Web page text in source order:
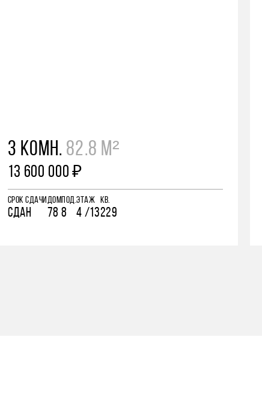
3 КОМН. 82.8 М²
13 600 000 ₽
СРОК СДАЧИ
СДАН
ДОМ
78
ПОД.
8
ЭТАЖ
4 /13
КВ.
229